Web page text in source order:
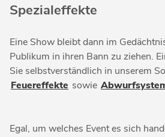
Spezialeffekte
Eine Show bleibt dann im
Publikum in ihren Bann zu ziehen.
Sie selbstverständlich in unserem
Feuereffekte sowie
Egal, um welches Event es sich